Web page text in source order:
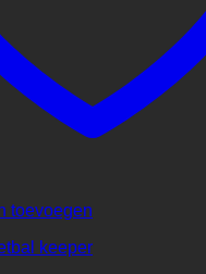
toevoegen
keeper